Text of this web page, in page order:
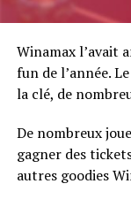
Winamax l’avait
fun de l’année.
la clé, de
De nombreux
gagner des
autres goodies